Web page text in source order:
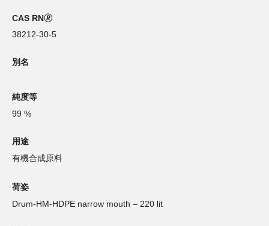
CAS RN🄬
38212-30-5
別名
純度等
99 %
用途
有機合成原料
荷姿
Drum-HM-HDPE narrow mouth – 220 lit